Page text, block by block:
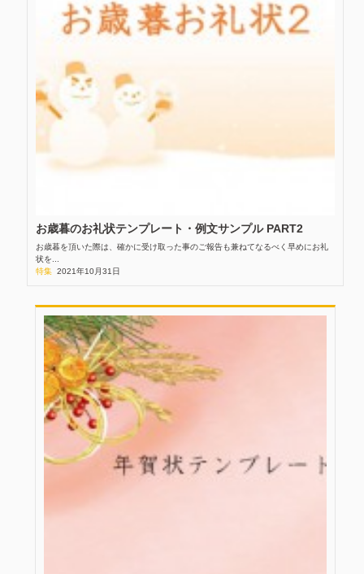
お歳暮のお礼状テンプレート・例文サンプル PART2
お歳暮を頂いた際は、確かに受け取った事のご報告も兼ねてなるべく早めにお礼
状を...
特集 2021年10月31日